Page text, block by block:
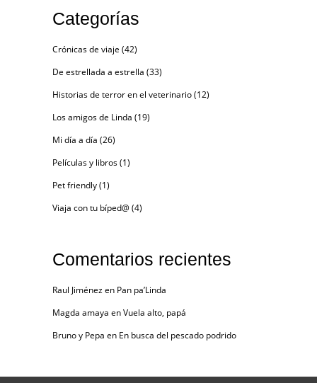
Categorías
Crónicas de viaje (42)
De estrellada a estrella (33)
Historias de terror en el veterinario(12)
Los amigos de Linda (19)
Mi día a día (26)
Películas y libros(1)
Pet friendly(1)
Viaja con tu bíped@ (4)
Comentarios recientes
Raul Jiménezen Pan pa’Linda
Magda amaya enVuela alto, papá
Bruno y Pepa en En busca del pescado podrido